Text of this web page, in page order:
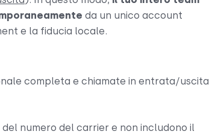
da un unico account
e la fiducia locale.
completa e chiamate in entrata/uscita
numero del carrier e non includono il